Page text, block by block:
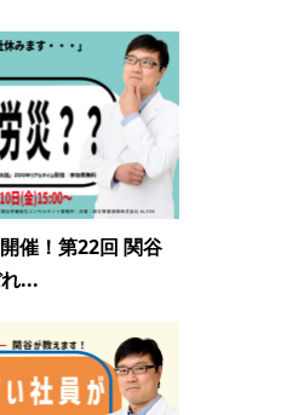
催！第22回 関谷
...